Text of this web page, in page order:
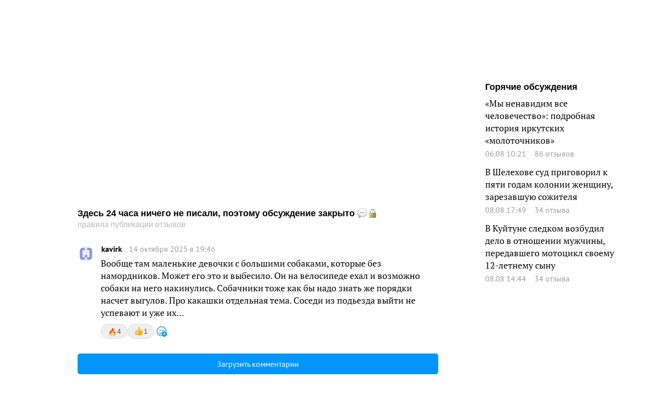
Здесь 24 часа ничего не писали, поэтому обсуждение закрыто
правила публикации отзывов
kavirk 14 октября 2025 в 19:46
Вообще там маленькие девочки с большими собаками, которые без
намордников. Может его это и выбесило. Он на велосипеде ехал и возможно
собаки на него накинулись. Собачники тоже как бы надо знать же порядки
насчет выгулов. Про какашки отдельная тема. Соседи из подьезда выйти не
успевают и уже их…
4 1
Загрузить комментарии
Горячие обсуждения
«Мы ненавидим все
человечество»: подробная
история иркутских
«молоточников»
06.08 10:21 86 отзывов
В Шелехове суд приговорил к
пяти годам колонии женщину,
зарезавшую сожителя
08.08 17:49 34 отзыва
В Куйтуне следком возбудил
дело в отношении мужчины,
передавшего мотоцикл своему
12-летнему сыну
08.08 14:44 34 отзыва